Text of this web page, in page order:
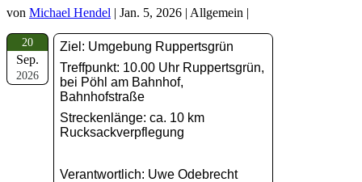
von Michael Hendel | Jan. 5, 2026 | Allgemein |
20
Sep.
2026
Ziel: Umgebung Ruppertsgrün
Treffpunkt: 10.00 Uhr Ruppertsgrün,
bei Pöhl am Bahnhof,
Bahnhofstraße
Streckenlänge: ca. 10 km
Rucksackverpflegung
Verantwortlich: Uwe Odebrecht